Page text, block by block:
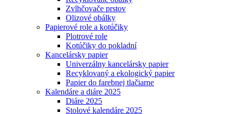
Zvlhčovače prstov
Olizové obálky
Papierové role a kotúčiky
Plotrové role
Kotúčiky do pokladní
Kancelársky papier
Univerzálny kancelársky papier
Recyklovaný a ekologický papier
Papier do farebnej tlačiarne
Kalendáre a diáre 2025
Diáre 2025
Stolové kalendáre 2025